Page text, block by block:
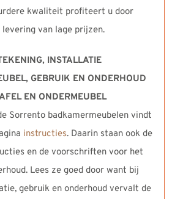
kwaliteit profiteert u door
van lage prijzen.
INSTALLATIE
GEBRUIK EN ONDERHOUD
EN ONDERMEUBEL
Sorrento badkamermeubelen vindt
instructies. Daarin staan ook de
en de voorschriften voor het
Lees ze goed door want bij
gebruik en onderhoud vervalt de